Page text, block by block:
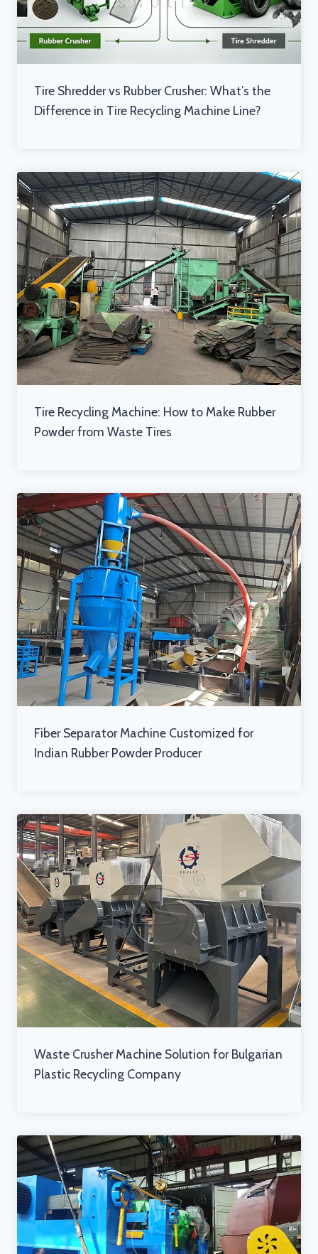
Tire Shredder vs Rubber Crusher: What’s the
Difference in Tire Recycling Machine Line?
Tire Recycling Machine: How to Make Rubber
Powder from Waste Tires
Fiber Separator Machine Customized for
Indian Rubber Powder Producer
Waste Crusher Machine Solution for Bulgarian
Plastic Recycling Company